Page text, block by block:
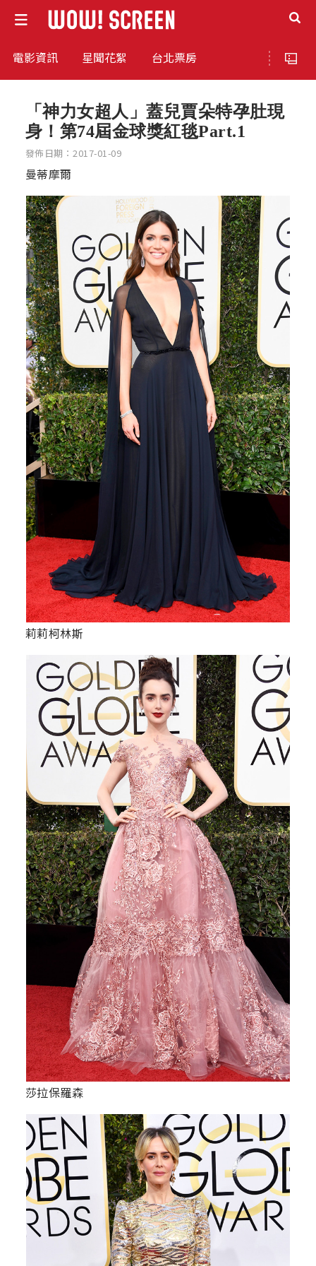
電影資訊 星聞花絮 台北票房
「神力女超人」蓋兒賈朵特孕肚現
身！第74屆金球獎紅毯Part.1
發佈日期：2017-01-09
曼蒂摩爾
莉莉柯林斯
莎拉保羅森